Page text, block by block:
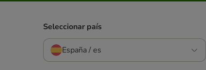
Seleccionar país
España / es